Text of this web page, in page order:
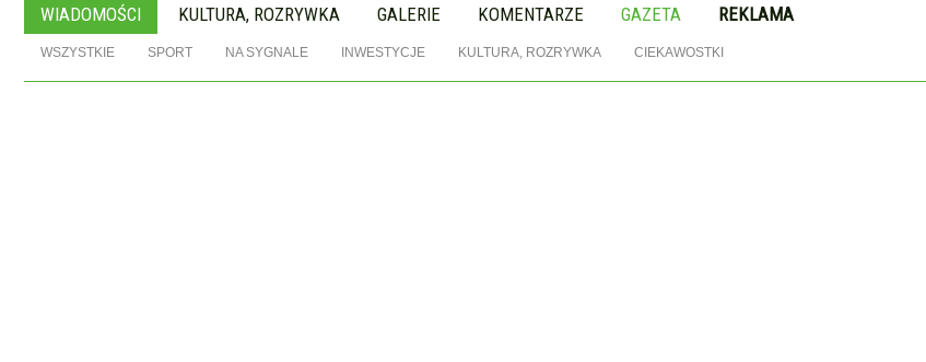
WIADOMOŚCI KULTURA, ROZRYWKA GALERIE KOMENTARZE GAZETA REKLAMA
WSZYSTKIE SPORT NA SYGNALE INWESTYCJE KULTURA, ROZRYWKA CIEKAWOSTKI